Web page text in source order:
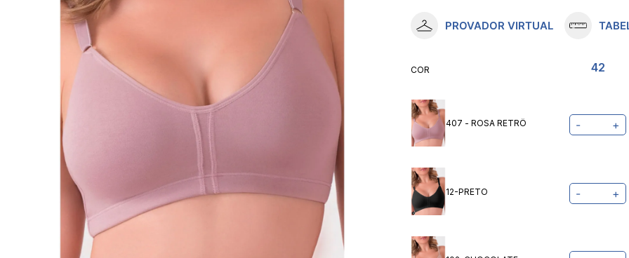
PROVADOR VIRTUAL
COR 42
407 - ROSA RETRÔ - +
12-PRETO - +
10º meia lupo